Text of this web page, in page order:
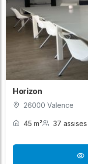
Horizon
26000 Valence
45 m² 37 assises